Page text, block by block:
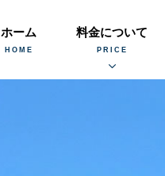
ホーム 料金について